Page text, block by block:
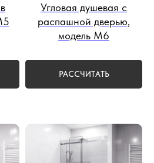
Угловая душевая с
распашной дверью,
модель М6
РАССЧИТАТЬ